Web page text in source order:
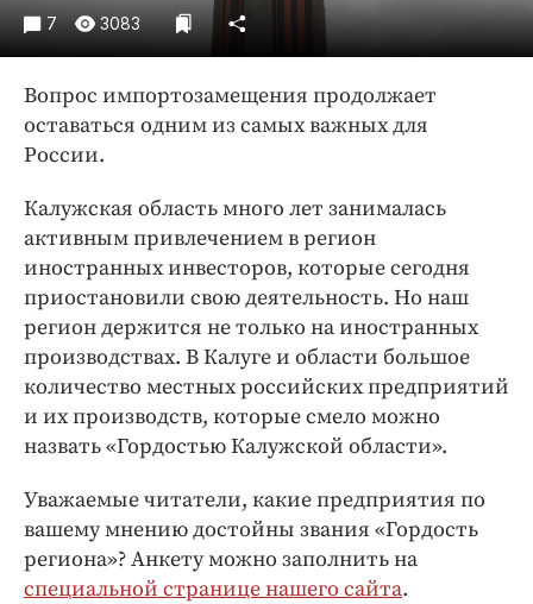
ПРОЕКТЫ
Издания
Медиаперсона
Клиника года
Бренд года
Работодатель года
7 3083
Вопрос импортозамещения продолжает
оставаться одним из самых важных для
России.
Калужская область много лет занималась
активным привлечением в регион
иностранных инвесторов, которые сегодня
приостановили свою деятельность. Но наш
регион держится не только на иностранных
производствах. В Калуге и области большое
количество местных российских предприятий
и их производств, которые смело можно
назвать «Гордостью Калужской области».
Уважаемые читатели, какие предприятия по
вашему мнению достойны звания «Гордость
региона»? Анкету можно заполнить на
специальной странице нашего сайта.